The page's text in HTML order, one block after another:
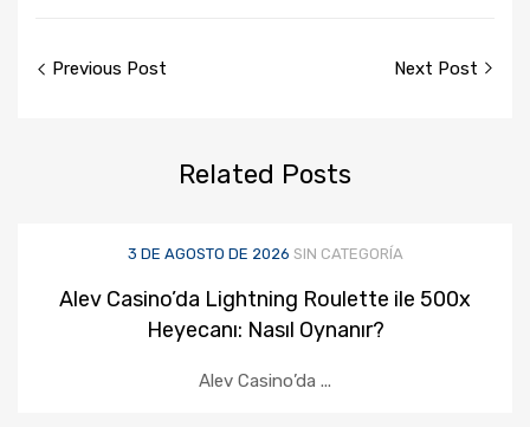
Previous Post Next Post
Related Posts
3 DE AGOSTO DE 2026 SIN CATEGORÍA
Alev Casino’da Lightning Roulette ile 500x
Heyecanı: Nasıl Oynanır?
Alev Casino’da ...